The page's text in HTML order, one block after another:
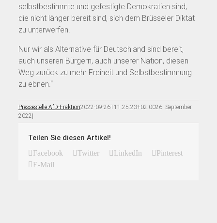
selbstbestimmte und gefestigte Demokratien sind,
die nicht länger bereit sind, sich dem Brüsseler Diktat
zu unterwerfen.
Nur wir als Alternative für Deutschland sind bereit,
auch unseren Bürgern, auch unserer Nation, diesen
Weg zurück zu mehr Freiheit und Selbstbestimmung
zu ebnen.“
Pressestelle AfD-Fraktion2022-09-26T11:25:23+02:0026. September
2022 |
Teilen Sie diesen Artikel!
Facebook Twitter LinkedIn
Pinterest
E-Mail